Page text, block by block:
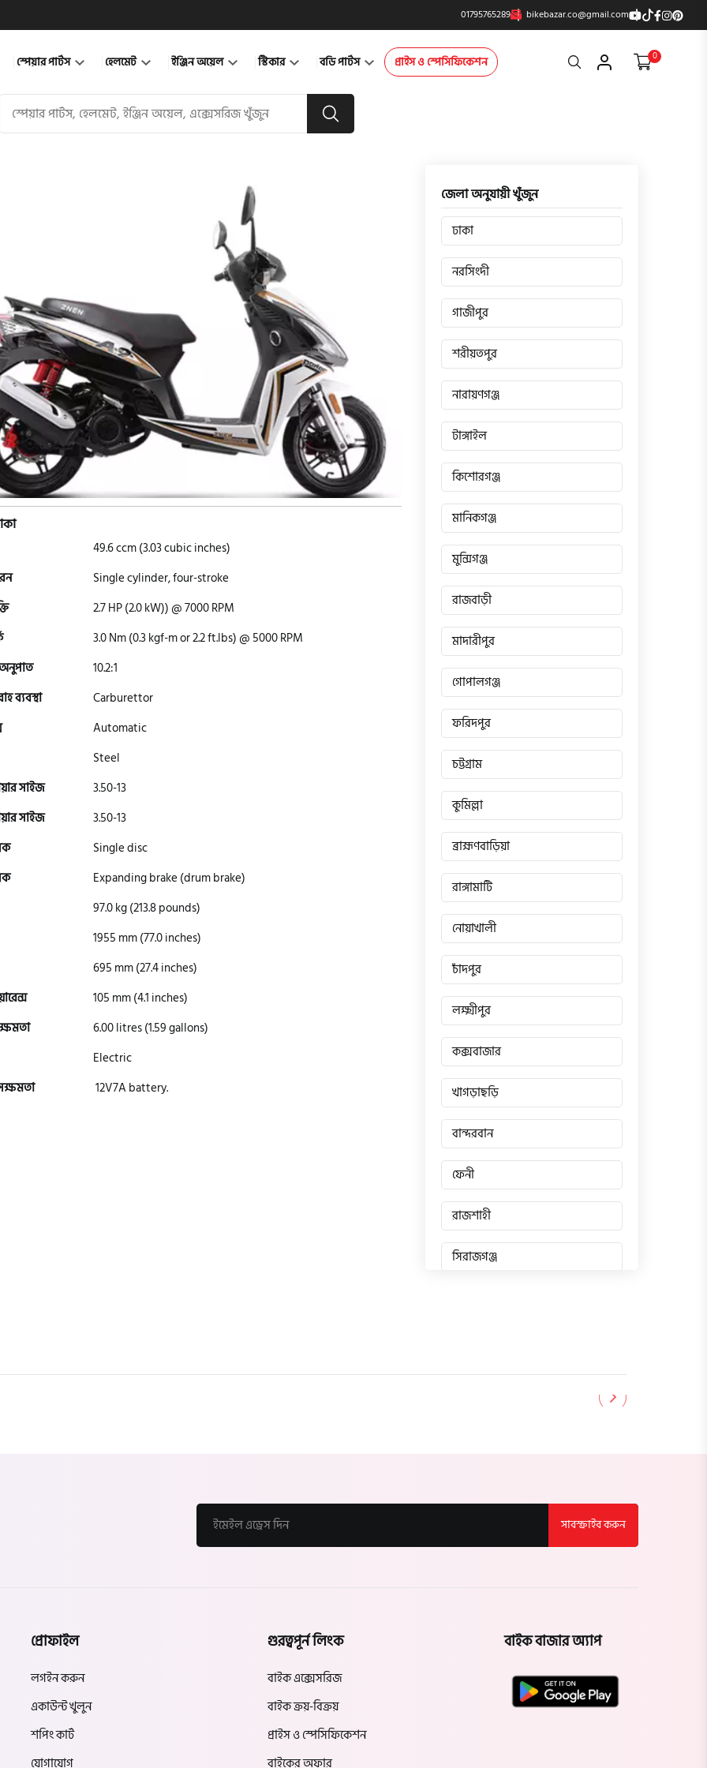
01795765289 bikebazar.co@gmail.com
স্পেয়ার পার্টস হেলমেট ইঞ্জিন অয়েল স্টিকার বডি পার্টস প্রাইস ও স্পেসিফিকেশন Search 0
49.6 ccm (3.03 cubic inches)
Single cylinder, four-stroke
2.7 HP (2.0 kW)) @ 7000 RPM
3.0 Nm (0.3 kgf-m or 2.2 ft.lbs) @ 5000 RPM
10.2:1
ব্যবস্থা
Carburettor
Automatic
Steel
সাইজ
3.50-13
সাইজ
3.50-13
Single disc
Expanding brake (drum brake)
97.0 kg (213.8 pounds)
1955 mm (77.0 inches)
695 mm (27.4 inches)
105 mm (4.1 inches)
6.00 litres (1.59 gallons)
Electric
12V7A battery.
জেলা অনুযায়ী খুঁজুন
ঢাকা
নরসিংদী
গাজীপুর
শরীয়তপুর
নারায়ণগঞ্জ
টাঙ্গাইল
কিশোরগঞ্জ
মানিকগঞ্জ
মুন্সিগঞ্জ
রাজবাড়ী
মাদারীপুর
গোপালগঞ্জ
ফরিদপুর
চট্টগ্রাম
কুমিল্লা
ব্রাহ্মণবাড়িয়া
রাঙ্গামাটি
নোয়াখালী
চাঁদপুর
লক্ষ্মীপুর
কক্সবাজার
খাগড়াছড়ি
বান্দরবান
ফেনী
রাজশাহী
সিরাজগঞ্জ
পাবনা
নওগাঁ
খুলনা
সাবস্ক্রাইব করুন
প্রোফাইল
লগইন করুন
একাউন্ট খুলুন
শপিং কার্ট
যোগাযোগ
গুরত্বপূর্ন লিংক
বাইক এক্সেসরিজ
বাইক ক্রয়-বিক্রয়
প্রাইস ও স্পেসিফিকেশন
বাইকের অফার
বাইক বাজার অ্যাপ